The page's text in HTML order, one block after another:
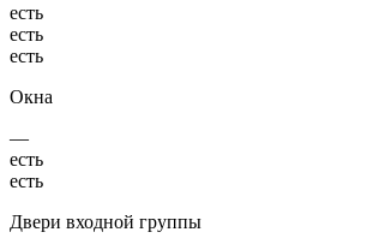
есть
есть
есть
Окна
—
есть
есть
Двери входной группы